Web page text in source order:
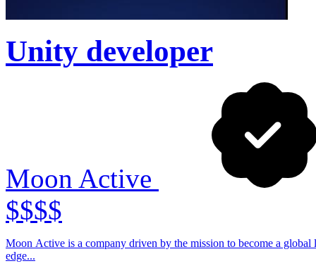
Unity developer
Moon Active
$$$$
Moon Active is a company driven by the mission to become a
edge...